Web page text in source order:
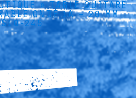
»TABLE GUITARE
ONDÉ 1A – 20 MM
S10-245